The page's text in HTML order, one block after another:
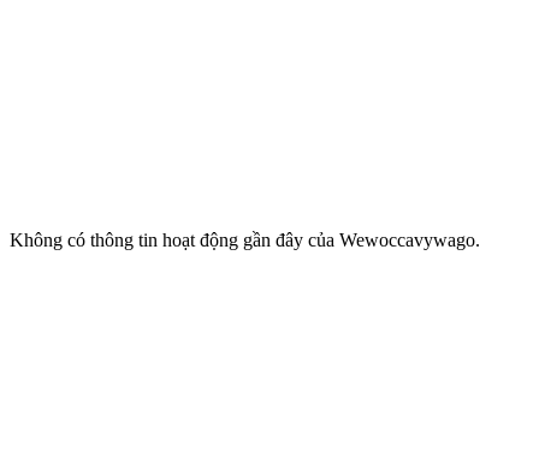
Không có thông tin hoạt động gần đây của Wewoccavywago.